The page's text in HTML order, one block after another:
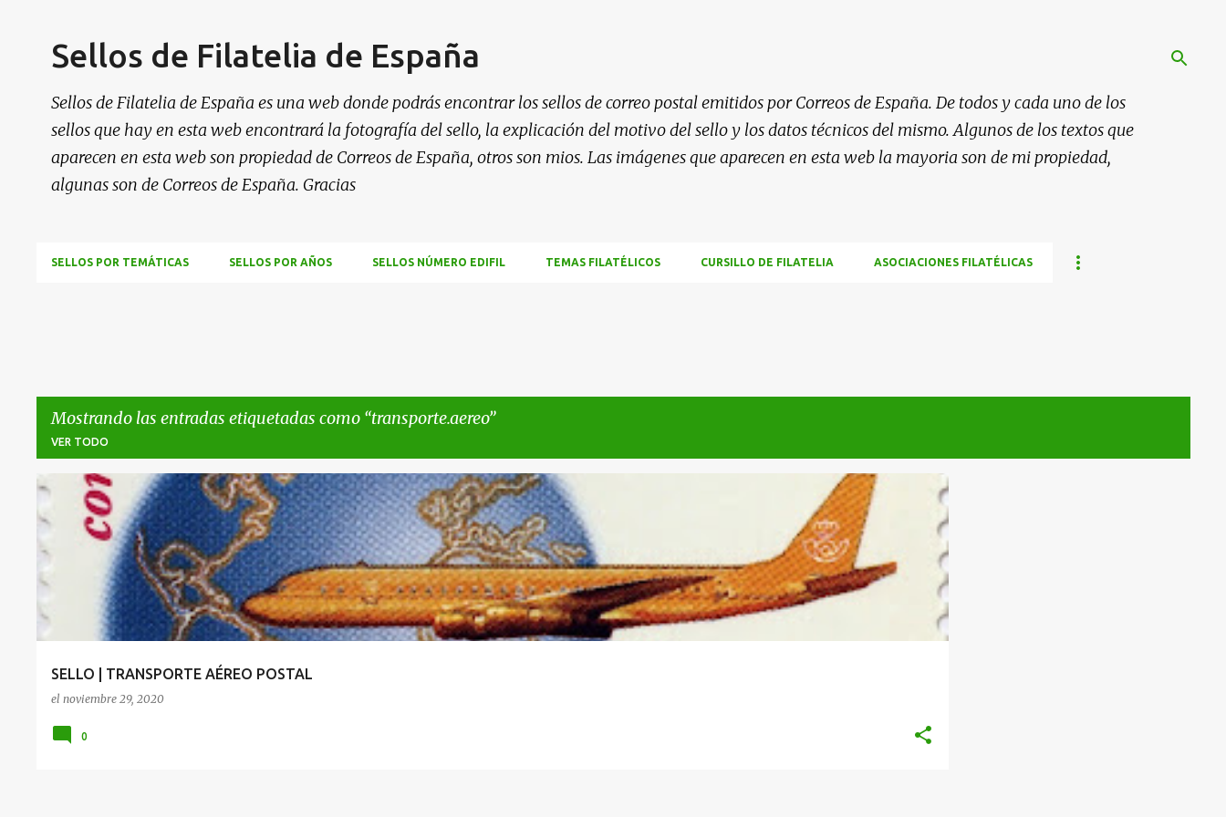
Sellos de Filatelia de España
Sellos de Filatelia de España es una web donde podrás encontrar los sellos de correo postal emitidos por Correos de España. De todos y cada uno de los
sellos que hay en esta web encontrará la fotografía del sello, la explicación del motivo del sello y los datos técnicos del mismo. Algunos de los textos que
aparecen en esta web son propiedad de Correos de España, otros son mios. Las imágenes que aparecen en esta web la mayoria son de mi propiedad,
algunas son de Correos de España. Gracias
SELLOS POR TEMÁTICAS SELLOS POR AÑOS SELLOS NÚMERO EDIFIL TEMAS FILATÉLICOS CURSILLO DE FILATELIA ASOCIACIONES FILATÉLICAS
Mostrando las entradas etiquetadas como transporte.aereo
VER TODO
E
n
t
r
a
d
SELLO | TRANSPORTE AÉREO POSTAL
el noviembre 29, 2020
POSTAL TRANSPORTE.AEREO
0